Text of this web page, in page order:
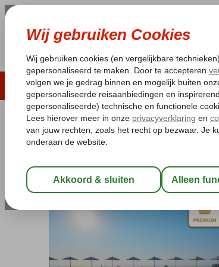
LAST MINUTE ZOMER 2026
Pakketgarantie Laagsteprijsgarantie*
Home
Griekenland Rhodos
Gennadi Grand Resort
Logies en ontbijt-Hotel